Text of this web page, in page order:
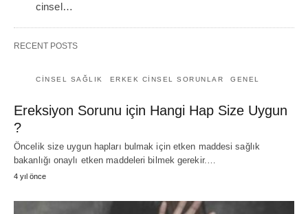
cinsel…
RECENT POSTS
CINSEL SAĞLIK ERKEK CINSEL SORUNLAR GENEL
Ereksiyon Sorunu için Hangi Hap Size Uygun
?
Öncelik size uygun hapları bulmak için etken maddesi sağlık
bakanlığı onaylı etken maddeleri bilmek gerekir.…
4 yıl önce